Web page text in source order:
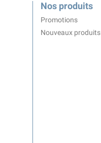
Nos produits
Promotions
Nouveaux produits